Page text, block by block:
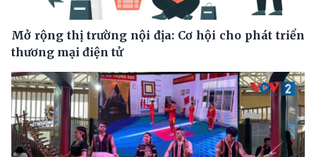
Mở rộng thị trường nội địa: Cơ hội cho phát triển
thương mại điện tử